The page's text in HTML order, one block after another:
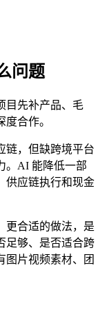
问题
目先补产品、毛
合作。
链，但缺跨境平台
。AI 能降低一部
供应链执行和现金
更合适的做法，是
足够、是否适合跨
图片视频素材、团